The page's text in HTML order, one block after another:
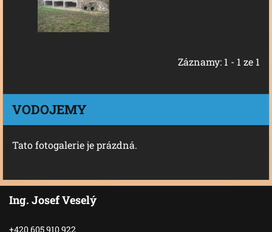
Záznamy: 1 - 1 ze 1
VODOJEMY
Tato fotogalerie je prázdná.
Ing. Josef Veselý
+420 605 910 922